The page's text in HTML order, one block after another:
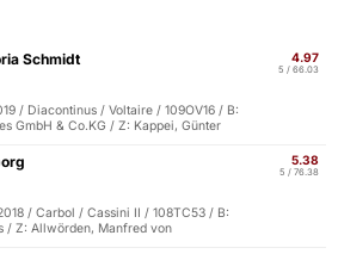
4.97
5 / 66.03
Schmidt
/ Diacontinus / Voltaire / 109OV16 / B:
GmbH & Co.KG / Z: Kappei, Günter
5.38
5 / 76.38
/ Carbol / Cassini II / 108TC53 / B:
/ Z: Allwörden, Manfred von